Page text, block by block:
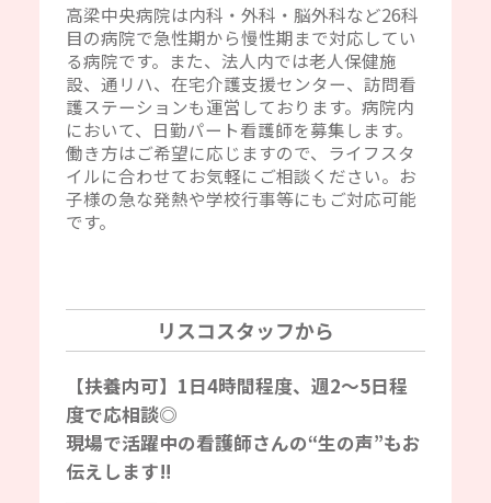
高梁中央病院は内科・外科・脳外科など26科
目の病院で急性期から慢性期まで対応してい
る病院です。また、法人内では老人保健施
設、通リハ、在宅介護支援センター、訪問看
護ステーションも運営しております。病院内
において、日勤パート看護師を募集します。
働き方はご希望に応じますので、ライフスタ
イルに合わせてお気軽にご相談ください。お
子様の急な発熱や学校行事等にもご対応可能
です。
リスコスタッフから
【扶養内可】1日4時間程度、週2～5日程
度で応相談◎
現場で活躍中の看護師さんの“生の声”もお
伝えします‼